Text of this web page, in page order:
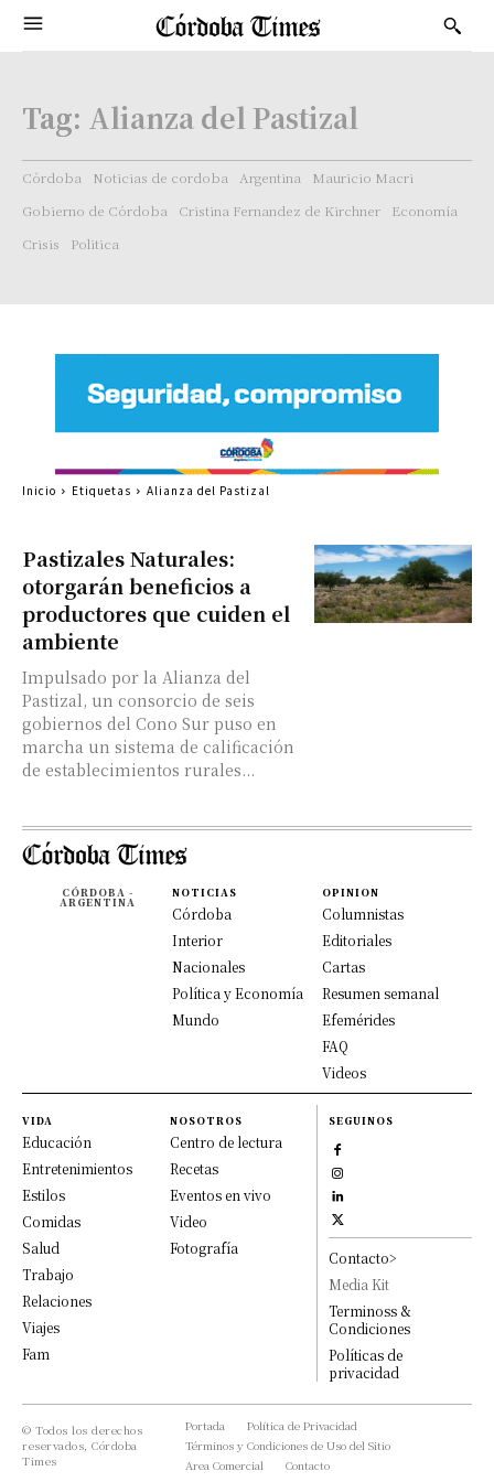
Tag: Alianza del Pastizal
Córdoba Noticias de cordoba Argentina
Mauricio Macri
Gobierno de Córdoba
Cristina Fernandez de Kirchner
Economía
Crisis
Politica
Pastizales Naturales:
otorgarán beneficios a
productores que cuiden el
ambiente
Impulsado por la Alianza del
Pastizal, un consorcio de seis
gobiernos del Cono Sur puso en
marcha un sistema de calificación
de establecimientos rurales...
Inicio Etiquetas Alianza del Pastizal
CÓRDOBA -
ARGENTINA
NOTICIAS
Córdoba
Interior
Nacionales
Política y Economía
Mundo
OPINION
Columnistas
Editoriales
Cartas
Resumen semanal
Efemérides
FAQ
Videos
VIDA
Educación
Entretenimientos
Estilos
Comidas
Salud
Trabajo
Relaciones
Viajes
Fam
NOSOTROS
Centro de lectura
Recetas
Eventos en vivo
Video
Fotografía
SEGUINOS
Contacto>
Media Kit
Terminoss &
Condiciones
Políticas de
privacidad
© Todos los derechos
reservados, Córdoba
Times
Portada
Política de Privacidad
Términos y Condiciones de Uso del Sitio
Area Comercial
Contacto